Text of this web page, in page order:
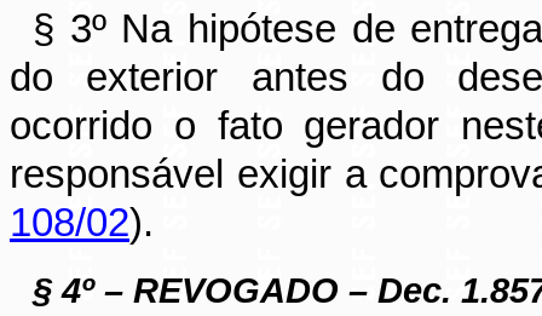
§ 3º Na hipótese de
do exterior antes do
ocorrido o fato gerador
responsável exigir a
108/02).
§ 4º – REVOGADO – Dec.